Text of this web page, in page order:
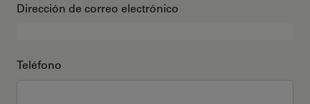
Dirección de correo electrónico
Teléfono